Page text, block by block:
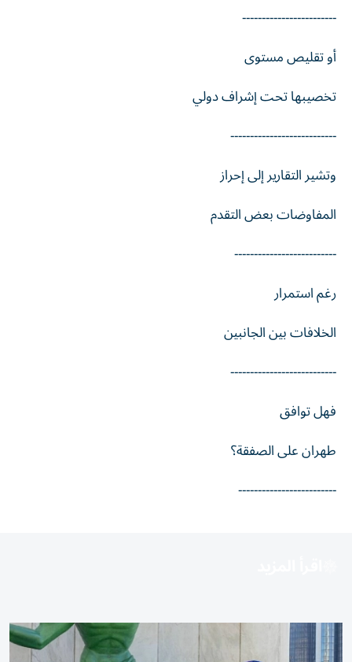
------------------------
أو تقليص مستوى
تخصيبها تحت إشراف دولي
---------------------------
وتشير التقارير إلى إحراز
المفاوضات بعض التقدم
--------------------------
رغم استمرار
الخلافات بين الجانبين
---------------------------
فهل توافق
طهران على الصفقة؟
-------------------------